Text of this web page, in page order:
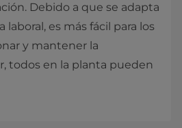
Debido a que se adapta
laboral, es más fácil para los
y mantener la
todos en la planta pueden